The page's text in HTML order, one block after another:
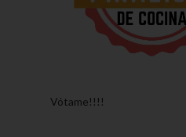
Vótame!!!!